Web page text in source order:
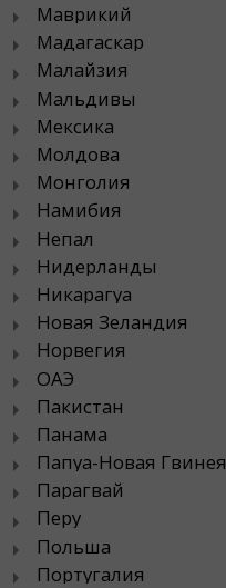
Маврикий
Мадагаскар
Малайзия
Мальдивы
Мексика
Молдова
Монголия
Намибия
Непал
Нидерланды
Никарагуа
Новая Зеландия
Норвегия
ОАЭ
Пакистан
Панама
Папуа-Новая Гвинея
Парагвай
Перу
Польша
Португалия